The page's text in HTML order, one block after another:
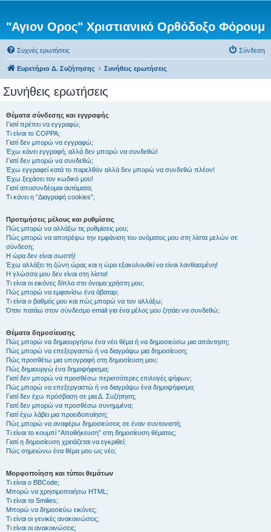
"Αγιον Ορος" Χριστιανικό Ορθόδοξο Φόρουμ
Συχνές ερωτήσεις Σύνδεση
Ευρετήριο Δ. Συζήτησης Συνήθεις ερωτήσεις
Συνήθεις ερωτήσεις
Θέματα σύνδεσης και εγγραφής
Γιατί πρέπει να εγγραφώ;
Τι είναι το COPPA;
Γιατί δεν μπορώ να εγγραφώ;
Έχω κάνει εγγραφή, αλλά δεν μπορώ να συνδεθώ!
Γιατί δεν μπορώ να συνδεθώ;
Έχω εγγραφεί κατά το παρελθόν αλλά δεν μπορώ να συνδεθώ πλέον!
Έχω ξεχάσει τον κωδικό μου!
Γιατί αποσυνδέομαι αυτόματα;
Τι κάνει η “Διαγραφή cookies”;
Προτιμήσεις μέλους και ρυθμίσεις
Πώς μπορώ να αλλάξω τις ρυθμίσεις μου;
Πώς μπορώ να αποτρέψω την εμφάνιση του ονόματος μου στη λίστα μελών σε
σύνδεση;
Η ώρα δεν είναι σωστή!
Έχω αλλάξει τη ζώνη ώρας και η ώρα εξακολουθεί να είναι λανθασμένη!
Η γλώσσα μου δεν είναι στη λίστα!
Τι είναι οι εικόνες δίπλα στο όνομα χρήστη μου;
Πώς μπορώ να εμφανίσω ένα άβαταρ;
Τι είναι ο βαθμός μου και πώς μπορώ να τον αλλάξω;
Όταν πατάω στον σύνδεσμο email για ένα μέλος μου ζητάει να συνδεθώ;
Θέματα δημοσίευσης
Πώς μπορώ να δημιουργήσω ένα νέο θέμα ή να δημοσιεύσω μια απάντηση;
Πώς μπορώ να επεξεργαστώ ή να διαγράψω μια δημοσίευση;
Πώς προσθέτω μια υπογραφή στη δημοσίευση μου;
Πώς δημιουργώ ένα δημοψήφισμα;
Γιατί δεν μπορώ να προσθέσω περισσότερες επιλογές ψήφων;
Πώς μπορώ να επεξεργαστώ ή να διαγράψω ένα δημοψήφισμα;
Γιατί δεν έχω πρόσβαση σε μια Δ. Συζήτηση;
Γιατί δεν μπορώ να προσθέσω συνημμένα;
Γιατί έχω λάβει μια προειδοποίηση;
Πώς μπορώ να αναφέρω δημοσιεύσεις σε έναν συντονιστή;
Τι είναι το κουμπί “Αποθήκευση” στη δημοσίευση θέματος;
Γιατί η δημοσίευση χρειάζεται να εγκριθεί;
Πώς σημειώνω ένα θέμα μου ως νέο;
Μορφοποίηση και τύποι θεμάτων
Τι είναι ο BBCode;
Μπορώ να χρησιμοποιήσω HTML;
Τι είναι τα Smilies;
Μπορώ να δημοσιεύω εικόνες;
Τι είναι οι γενικές ανακοινώσεις;
Τι είναι οι ανακοινώσεις;